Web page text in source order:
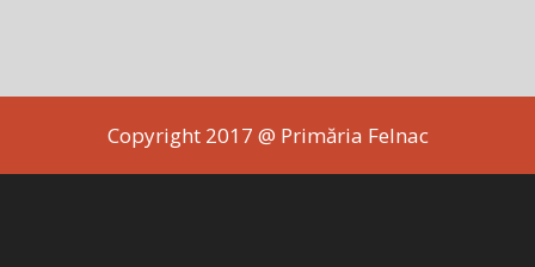
Copyright 2017 @ Primăria Felnac